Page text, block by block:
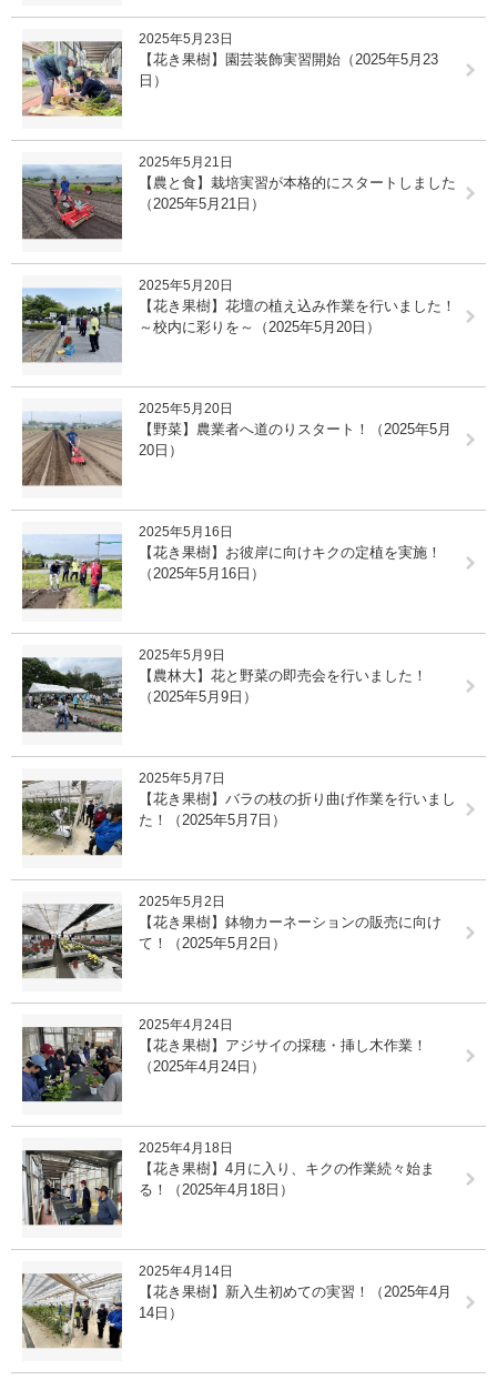
2025年5月23日
【花き果樹】園芸装飾実習開始（2025年5月23
日）
2025年5月21日
【農と食】栽培実習が本格的にスタートしました
（2025年5月21日）
2025年5月20日
【花き果樹】花壇の植え込み作業を行いました！
～校内に彩りを～（2025年5月20日）
2025年5月20日
【野菜】農業者へ道のりスタート！（2025年5月
20日）
2025年5月16日
【花き果樹】お彼岸に向けキクの定植を実施！
（2025年5月16日）
2025年5月9日
【農林大】花と野菜の即売会を行いました！
（2025年5月9日）
2025年5月7日
【花き果樹】バラの枝の折り曲げ作業を行いまし
た！（2025年5月7日）
2025年5月2日
【花き果樹】鉢物カーネーションの販売に向け
て！（2025年5月2日）
2025年4月24日
【花き果樹】アジサイの採穂・挿し木作業！
（2025年4月24日）
2025年4月18日
【花き果樹】4月に入り、キクの作業続々始ま
る！（2025年4月18日）
2025年4月14日
【花き果樹】新入生初めての実習！（2025年4月
14日）